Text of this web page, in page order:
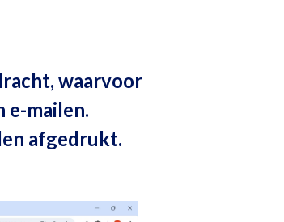
waarvoor
mailen.
afgedrukt.